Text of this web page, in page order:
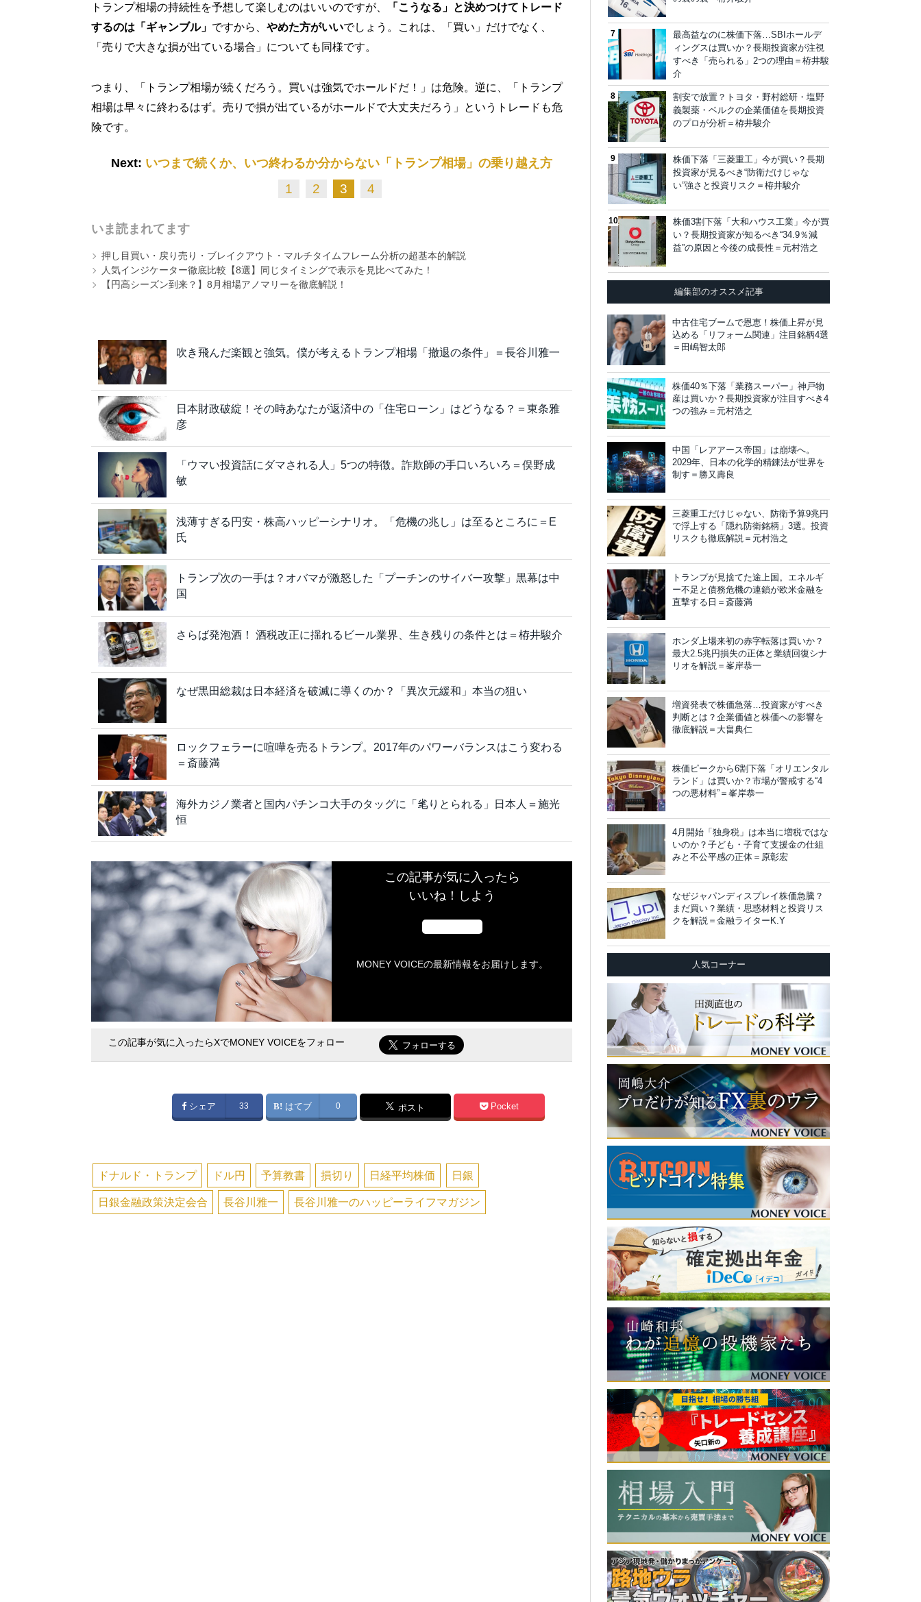
トランプ相場の持続性を予想して楽しむのはいいのですが、
「こうなる」と決めつけてトレード
するのは「ギャンブル」 ですから、 やめた方がいいでしょう。これは、「買い」だけでなく、
「売りで大きな損が出ている場合」についても同様です。
つまり、「トランプ相場が続くだろう。買いは強気でホールドだ！」は危険。逆に、「トランプ
相場は早々に終わるはず。売りで損が出ているがホールドで大丈夫だろう」というトレードも危
険です。
Next: いつまで続くか、いつ終わるか分からない「トランプ相場」の乗り越え方
1 2 3 4
いま読まれてます
押し目買い・戻り売り・ブレイクアウト・マルチタイムフレーム分析の超基本的解説
人気インジケーター徹底比較【8選】同じタイミングで表示を見比べてみた！
【円高シーズン到来？】8月相場アノマリーを徹底解説！
吹き飛んだ楽観と強気。僕が考えるトランプ相場「撤退の条件」＝長谷川雅一
日本財政破綻！その時あなたが返済中の「住宅ローン」はどうなる？＝東条雅
彦
「ウマい投資話にダマされる人」5つの特徴。詐欺師の手口いろいろ＝俣野成
敏
浅薄すぎる円安・株高ハッピーシナリオ。「危機の兆し」は至るところに＝E
氏
トランプ次の一手は？オバマが激怒した「プーチンのサイバー攻撃」黒幕は中
国
さらば発泡酒！ 酒税改正に揺れるビール業界、生き残りの条件とは＝栫井駿介
なぜ黒田総裁は日本経済を破滅に導くのか？「異次元緩和」本当の狙い
ロックフェラーに喧嘩を売るトランプ。2017年のパワーバランスはこう変わる
＝斎藤満
海外カジノ業者と国内パチンコ大手のタッグに「毟りとられる」日本人＝施光
恒
この記事が気に入ったら
いいね！しよう
MONEY VOICEの最新情報をお届けします。
この記事が気に入ったらXでMONEY VOICEをフォロー
シェア 33 はてブ 0 ポスト Pocket
ドナルド・トランプ ドル円 予算教書 損切り 日経平均株価 日銀
日銀金融政策決定会合 長谷川雅一 長谷川雅一のハッピーライフマガジン
最高益なのに株価下落…SBIホールデ
ィングスは買いか？長期投資家が注視
すべき「売られる」2つの理由＝栫井駿
介
割安で放置？トヨタ・野村総研・塩野
義製薬・ベルクの企業価値を長期投資
のプロが分析＝栫井駿介
株価下落「三菱重工」今が買い？長期
投資家が見るべき“防衛だけじゃな
い”強さと投資リスク＝栫井駿介
株価3割下落「大和ハウス工業」今が買
い？長期投資家が知るべき“34.9％減
益”の原因と今後の成長性＝元村浩之
編集部のオススメ記事
中古住宅ブームで恩恵！株価上昇が見
込める「リフォーム関連」注目銘柄4選
＝田嶋智太郎
株価40％下落「業務スーパー」神戸物
産は買いか？長期投資家が注目すべき4
つの強み＝元村浩之
中国「レアアース帝国」は崩壊へ。
2029年、日本の化学的精錬法が世界を
制す＝勝又壽良
三菱重工だけじゃない、防衛予算9兆円
で浮上する「隠れ防衛銘柄」3選。投資
リスクも徹底解説＝元村浩之
トランプが見捨てた途上国。エネルギ
ー不足と債務危機の連鎖が欧米金融を
直撃する日＝斎藤満
ホンダ上場来初の赤字転落は買いか？
最大2.5兆円損失の正体と業績回復シナ
リオを解説＝峯岸恭一
増資発表で株価急落…投資家がすべき
判断とは？企業価値と株価への影響を
徹底解説＝大畠典仁
株価ピークから6割下落「オリエンタル
ランド」は買いか？市場が警戒する“4
つの悪材料”＝峯岸恭一
4月開始「独身税」は本当に増税ではな
いのか？子ども・子育て支援金の仕組
みと不公平感の正体＝原彰宏
なぜジャパンディスプレイ株価急騰？
まだ買い？業績・思惑材料と投資リス
クを解説＝金融ライターK.Y
人気コーナー